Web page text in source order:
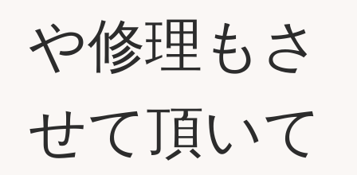
や修理もさ
せて頂いて